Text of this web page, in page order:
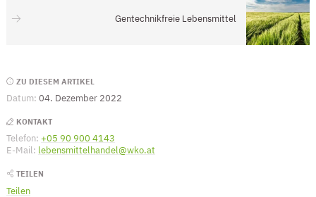
Gentechnikfreie Lebensmittel
Seitenleiste
ZU DIESEM ARTIKEL
Datum: 04. Dezember 2022
KONTAKT
Telefon: +05 90 900 4143
E-Mail: lebensmittelhandel@wko.at
TEILEN
Teilen